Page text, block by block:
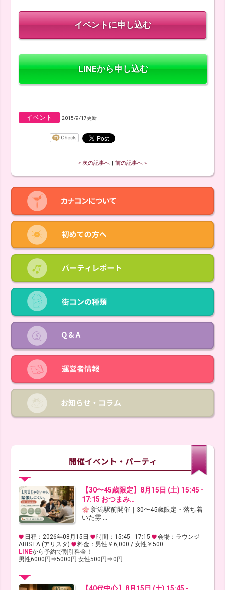
LINEから申し込む
イベント 2015/9/17更新
« 次の記事へ 前の記事へ »
【30〜45歳限定】8月15日 (土) 15:45 -
17:15 おつまみ…
新潟駅前開催｜30〜45歳限定・落ち着
いた雰 ...
日程：2026年08月15日 時間：15:45 - 17:15
会場：ラウンジ
ARISTA (アリスタ)
料金：男性￥6,000 / 女性￥500
LINEから予約で割引料金！
男性6000円⇒5000円 女性500円⇒0円